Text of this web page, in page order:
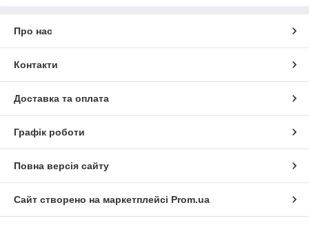
Про нас
Контакти
Доставка та оплата
Графік роботи
Повна версія сайту
Сайт створено на маркетплейсі Prom.ua